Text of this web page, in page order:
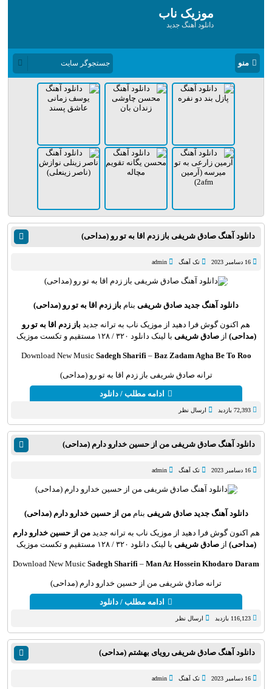
موزیک ناب
دانلود آهنگ جدید
منو
دانلود آهنگ صادق شریفی باز زدم اقا به تو رو (مداحی)
16 دسامبر 2023 تک آهنگ admin
دانلود آهنگ جدید صادق شریفی بنام باز زدم اقا به تو رو (مداحی)
هم اکنون گوش فرا دهید از موزیک ناب به ترانه جدید باز زدم اقا به تو رو
(مداحی) ازصادق شریفی با لینک دانلود ۳۲۰ / ۱۲۸ مستقیم و تکست موزیک
Download New Music Sadegh Sharifi– Baz Zadam Agha Be To Roo
ترانه صادق شریفی باز زدم اقا به تو رو (مداحی)
ادامه مطلب / دانلود
72,393 بازدید ارسال نظر
دانلود آهنگ صادق شریفی من از حسین خدارو دارم (مداحی)
16 دسامبر 2023 تک آهنگ admin
دانلود آهنگ جدید صادق شریفی بناممن از حسین خدارو دارم (مداحی)
هم اکنون گوش فرا دهید از موزیک ناب به ترانه جدیدمن از حسین خدارو دارم
(مداحی) ازصادق شریفی با لینک دانلود ۳۲۰ / ۱۲۸ مستقیم و تکست موزیک
Download New Music Sadegh Sharifi – Man Az Hossein Khodaro Daram
ترانه صادق شریفی من از حسین خدارو دارم (مداحی)
ادامه مطلب / دانلود
116,123 بازدید ارسال نظر
دانلود آهنگ صادق شریفی رویای بهشتم (مداحی)
16 دسامبر 2023 تک آهنگ admin